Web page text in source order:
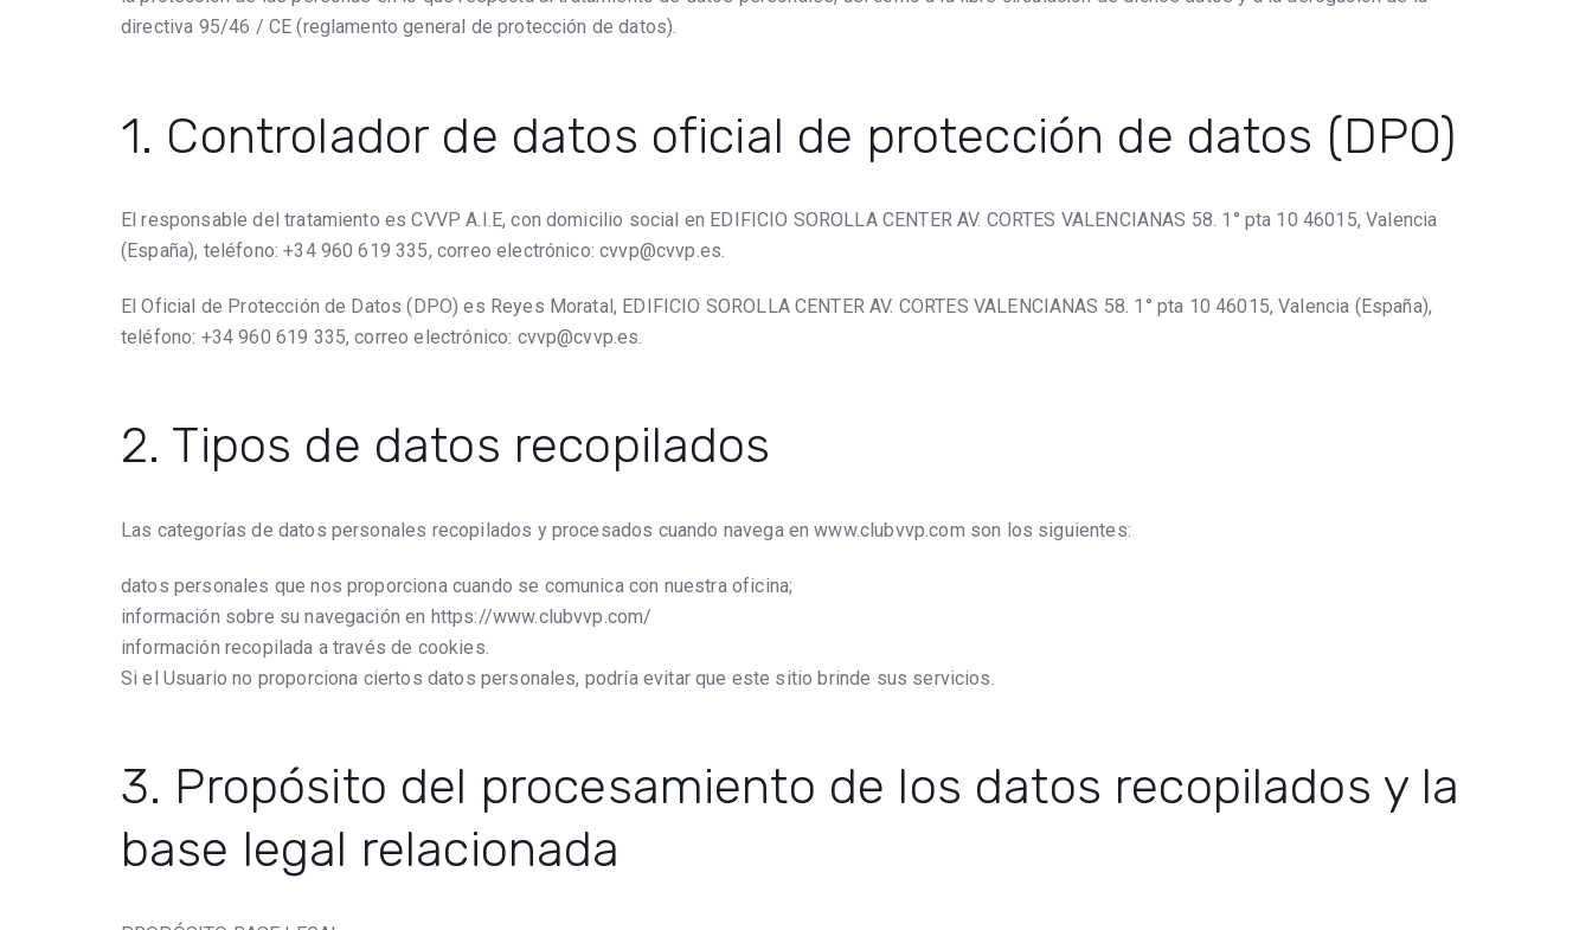
directiva 95/46 / CE (reglamento general de protección de datos).
1. Controlador de datos oficial de protección de datos (DPO)
El responsable del tratamiento es CVVP A.I.E, con domicilio social en EDIFICIO SOROLLA CENTER AV. CORTES VALENCIANAS 58. 1° pta 10 46015, Valencia
(España), teléfono: +34 960 619 335, correo electrónico: cvvp@cvvp.es.
El Oficial de Protección de Datos (DPO) es Reyes Moratal, EDIFICIO SOROLLA CENTER AV. CORTES VALENCIANAS 58. 1° pta 10 46015, Valencia (España),
teléfono: +34 960 619 335, correo electrónico: cvvp@cvvp.es.
2. Tipos de datos recopilados
Las categorías de datos personales recopilados y procesados ​​cuando navega en www.clubvvp.com son los siguientes:
datos personales que nos proporciona cuando se comunica con nuestra oficina;
información sobre su navegación en https://www.clubvvp.com/
información recopilada a través de cookies.
Si el Usuario no proporciona ciertos datos personales, podría evitar que este sitio brinde sus servicios.
3. Propósito del procesamiento de los datos recopilados y la
base legal relacionada